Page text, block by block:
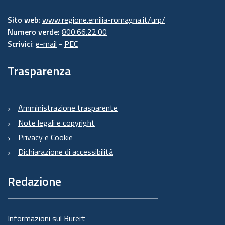
Sito web: www.regione.emilia-romagna.it/urp/
Numero verde: 800.66.22.00
Scrivici: e-mail - PEC
Trasparenza
Amministrazione trasparente
Note legali e copyright
Privacy e Cookie
Dichiarazione di accessibilità
Redazione
Informazioni sul Burert